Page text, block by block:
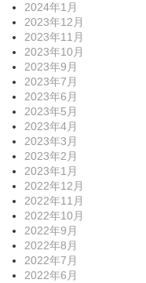
2024年1月
2023年12月
2023年11月
2023年10月
2023年9月
2023年7月
2023年6月
2023年5月
2023年4月
2023年3月
2023年2月
2023年1月
2022年12月
2022年11月
2022年10月
2022年9月
2022年8月
2022年7月
2022年6月